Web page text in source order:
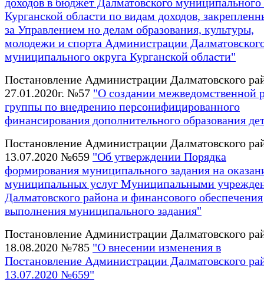
доходов в бюджет Далматовского муниципального
Курганской области по видам доходов,
за Управлением но делам образования, культуры,
молодежи и спорта Администрации
муниципального округа Курганской области"
Постановление Администрации Далматовского
27.01.2020г. №57 "О создании межведомственной
группы по внедрению персонифицированного
финансирования дополнительного образования
Постановление Администрации Далматовского
13.07.2020 №659 "Об утверждении Порядка
формирования муниципального задания на
муниципальных услуг Муниципальными
Далматовского района и финансового обеспечения
выполнения муниципального задания"
Постановление Администрации Далматовского
18.08.2020 №785 "О внесении изменения в
Постановление Администрации Далматовского
13.07.2020 №659"